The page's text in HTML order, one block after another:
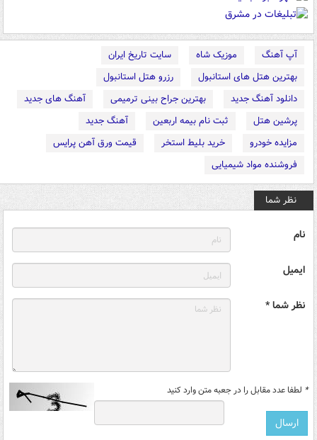
آپ آهنگ موزیک شاه
سایت تاریخ ایران
بهترین هتل های استانبول
رزرو هتل استانبول
دانلود آهنگ جدید
بهترین جراح بینی ترمیمی
آهنگ های جدید
پرشین هتل
ثبت نام بیمه اربعین
آهنگ جدید
مزایده خودرو
خرید بلیط استخر
قیمت ورق آهن پرایس
فروشنده مواد شیمیایی
نظر شما
نام
ایمیل
نظر شما *
* لطفا عدد مقابل را در جعبه متن وارد کنید